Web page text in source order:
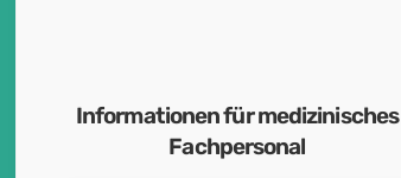
Informationen für medizinisches
Fachpersonal